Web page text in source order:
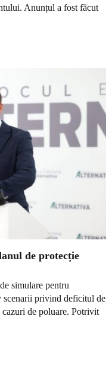
Anunțul a fost făcut
de protecție
simulare pentru
scenarii privind deficitul de
cazuri de poluare. Potrivit